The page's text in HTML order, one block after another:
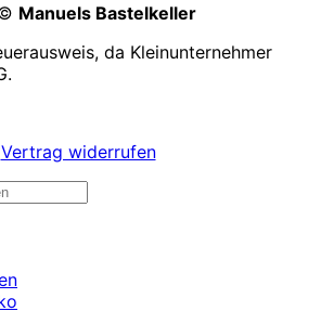
Manuels Bastelkeller
da Kleinunternehmer
Vertrag widerrufen